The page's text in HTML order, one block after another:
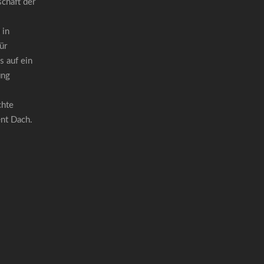
der
in
auf ein
Dach.